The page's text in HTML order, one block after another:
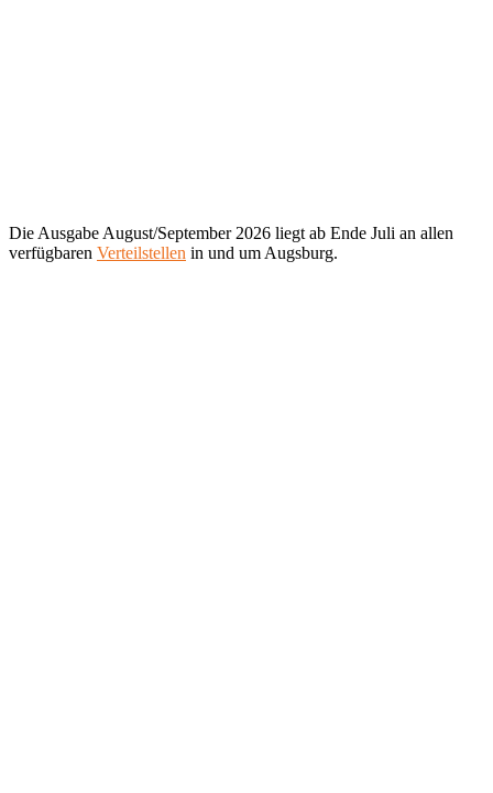
Die Ausgabe August/September 2026 liegt ab Ende Juli an allen
verfügbaren Verteilstellen in und um Augsburg.